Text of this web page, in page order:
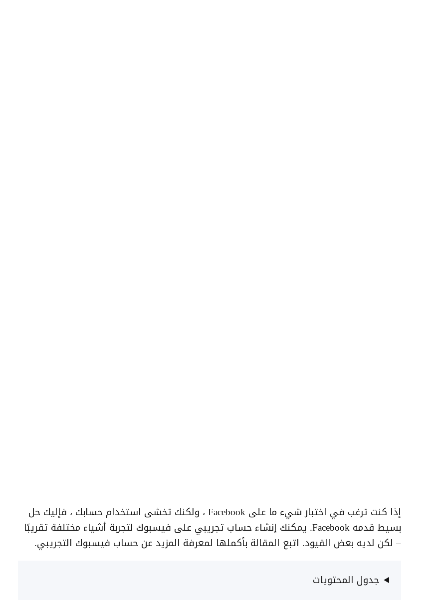
إذا كنت ترغب في اختبار شيء ما على Facebook ، ولكنك تخشى استخدام حسابك ، فإليك حل
بسيط قدمه Facebook. يمكنك إنشاء حساب تجريبي على فيسبوك لتجربة أشياء مختلفة تقريبًا
– لكن لديه بعض القيود. اتبع المقالة بأكملها لمعرفة المزيد عن حساب فيسبوك التجريبي.
جدول المحتويات